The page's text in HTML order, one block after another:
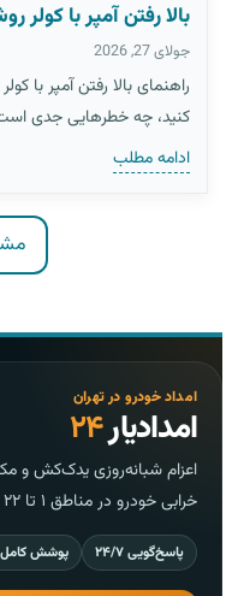
بالا رفتن آمپر با کولر
جولای 27, 2026
راهنمای بالا رفتن آمپر با
کنید، چه خطرهایی جدی
ادامه مطلب
امداد خودرو در تهران
امدادیار۲۴
اعزام شبانه‌روزی یدک‌کش و
خرابی خودرو در مناطق ۱ تا ۲۲ تهران.
پاسخ‌گویی ۲۴/۷ پوشش کامل